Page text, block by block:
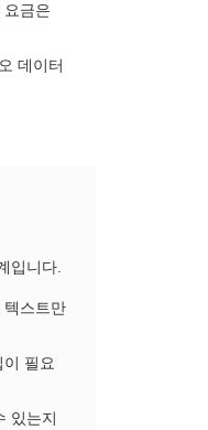
금은
데이터
입니다.
텍스트만
필요
있는지